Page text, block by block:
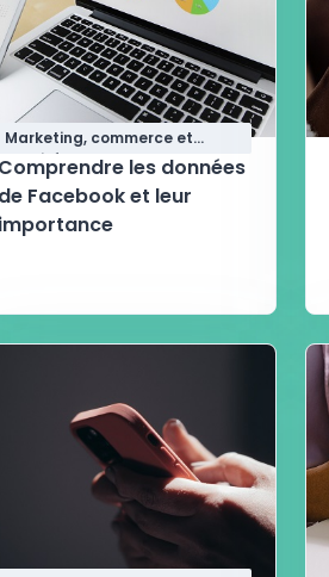
Marketing, commerce et
qualité
Comprendre les données
de Facebook et leur
importance